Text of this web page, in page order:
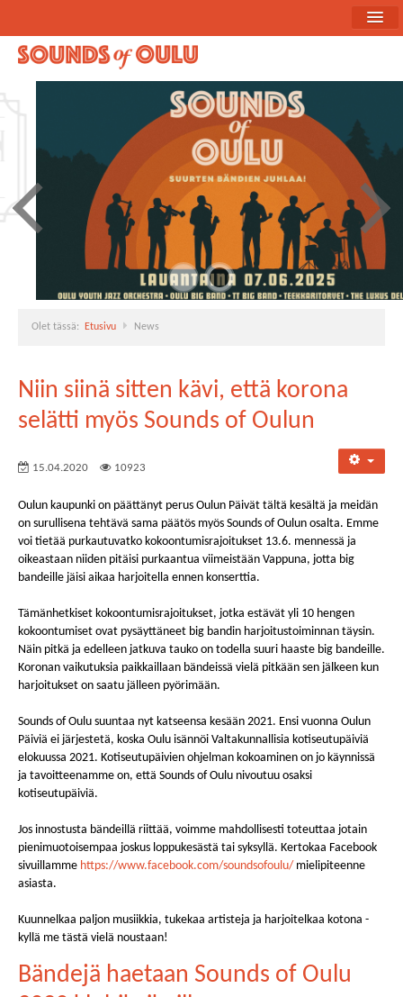
Etusivu
Bändiesittelyt
Medialle
Yhteistyökumppanit
Niin siinä sitten kävi, että korona
selätti myös Sounds of Oulun
Oulun kaupunki on päättänyt perus Oulun Päivät tältä kesältä ja meidän
on surullisena tehtävä sama päätös myös Sounds of Oulun osalta. Emme
voi tietää purkautuvatko kokoontumisrajoitukset 13.6. mennessä ja
oikeastaan niiden pitäisi purkaantua viimeistään Vappuna, jotta big
bandeille jäisi aikaa harjoitella ennen konserttia.
Tämänhetkiset kokoontumisrajoitukset, jotka estävät yli 10 hengen
kokoontumiset ovat pysäyttäneet big bandin harjoitustoiminnan täysin.
Näin pitkä ja edelleen jatkuva tauko on todella suuri haaste big bandeille.
Koronan vaikutuksia paikkaillaan bändeissä vielä pitkään sen jälkeen kun
harjoitukset on saatu jälleen pyörimään.
Sounds of Oulu suuntaa nyt katseensa kesään 2021. Ensi vuonna Oulun
Päiviä ei järjestetä, koska Oulu isännöi Valtakunnallisia kotiseutupäiviä
elokuussa 2021. Kotiseutupäivien ohjelman kokoaminen on jo käynnissä
ja tavoitteenamme on, että Sounds of Oulu nivoutuu osaksi
kotiseutupäiviä.
Jos innostusta bändeillä riittää, voimme mahdollisesti toteuttaa jotain
pienimuotoisempaa joskus loppukesästä tai syksyllä. Kertokaa Facebook
https://www.facebook.com/soundsofoulu/
mielipiteenne
Kuunnelkaa paljon musiikkia, tukekaa artisteja ja harjoitelkaa kotona -
kyllä me tästä vielä noustaan!
Bändejä haetaan Sounds of Oulu